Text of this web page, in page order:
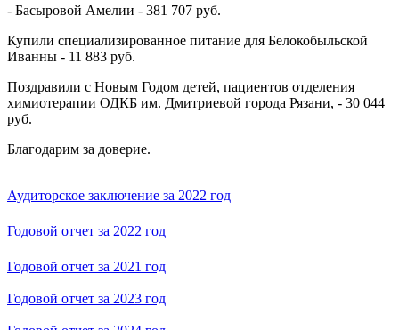
- Басыровой Амелии - 381 707 руб.
Купили специализированное питание для Белокобыльской
Иванны - 11 883 руб.
Поздравили с Новым Годом детей, пациентов отделения
химиотерапии ОДКБ им. Дмитриевой города Рязани, - 30 044
руб.
Благодарим за доверие.
Аудиторское заключение за 2022 год
Годовой отчет за 2022 год
Годовой отчет за 2021 год
Годовой отчет за 2023 год